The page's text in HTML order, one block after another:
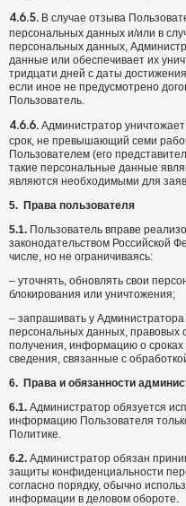
4.6.5. В случае отзыва
персональных данных и/или в
персональных данных,
данные или обеспечивает их
тридцати дней с даты
если иное не предусмотрено
Пользователь.
4.6.6. Администратор
срок, не превышающий семи
Пользователем (его
такие персональные данные
являются необходимыми для
5. Права пользователя
5.1. Пользователь вправе
законодательством Российской
числе, но не ограничиваясь:
– уточнять, обновлять свои
блокирования или уничтожения;
– запрашивать у
персональных данных, правовых
получения, информацию о
сведения, связанные с
6. Права и обязанности
6.1. Администратор обязуется
информацию Пользователя
Политике.
6.2. Администратор обязан
защиты конфиденциальности
согласно порядку, обычно
информации в деловом обороте.